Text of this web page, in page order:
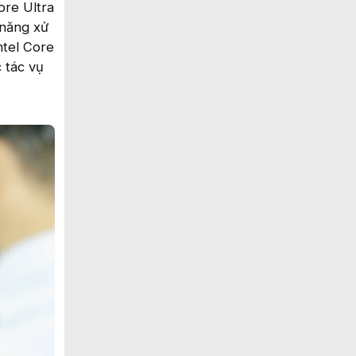
Ultra
xử
Core
tác vụ